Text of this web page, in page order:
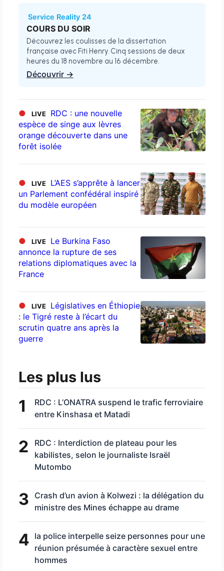
Service Reality 24
COURS DU SOIR
Découvrez les coulisses de la dissertation
française avec Fiti Henry. Cinq sessions de deux
heures du 18 novembre au 16 décembre.
Découvrir →
● LIVE
RDC : une nouvelle
espèce de singe aux lèvres
orange découverte dans une
forêt isolée
● LIVE
L’AES s’apprête à lancer
un Parlement confédéral inspiré
du modèle européen
● LIVE
Le Burkina Faso
annonce la rupture de ses
relations diplomatiques avec la
France
● LIVE
Législatives en Éthiopie
: le Tigré reste à l’écart du
scrutin quatre ans après la
guerre
Les plus lus
1
RDC : L’ONATRA suspend le trafic ferroviaire
entre Kinshasa et Matadi
2
RDC : Interdiction de plateau pour les
kabilistes, selon le journaliste Israël
Mutombo
3
Crash d’un avion à Kolwezi : la délégation du
ministre des Mines échappe au drame
4 la police interpelle seize personnes pour une
réunion présumée à caractère sexuel entre
hommes